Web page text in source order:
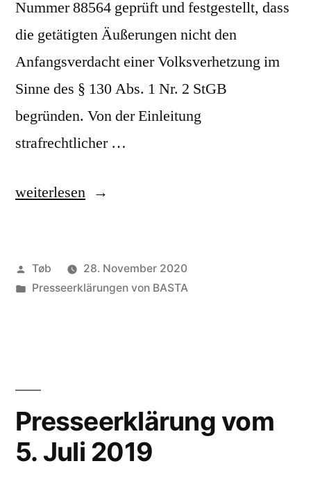
Nummer 88564 geprüft und festgestellt, dass
die getätigten Äußerungen nicht den
Anfangsverdacht einer Volksverhetzung im
Sinne des § 130 Abs. 1 Nr. 2 StGB
begründen. Von der Einleitung
strafrechtlicher …
„Presseerklärung
November
weiterlesen
Veröffentlicht
von
Tøb
28. November 2020
Veröffentlicht
Presseerklärungen von BASTA
Presseerklärung vom
5. Juli 2019